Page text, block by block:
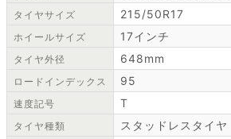
タイヤサイズ 215/50R17
ホイールサイズ 17インチ
タイヤ外径 648mm
ロードインデックス 95
速度記号 T
タイヤ種類 スタッドレスタイヤ